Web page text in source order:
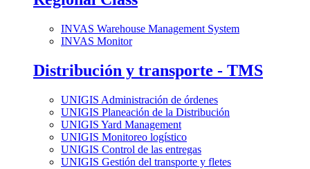
INVAS Warehouse Management System
INVAS Monitor
Distribución y transporte - TMS
UNIGIS Administración de órdenes
UNIGIS Planeación de la Distribución
UNIGIS Yard Management
UNIGIS Monitoreo logístico
UNIGIS Control de las entregas
UNIGIS Gestión del transporte y fletes